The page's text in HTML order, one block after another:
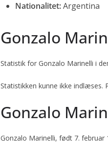
Nationalitet:Argentina
Gonzalo
Statistik for Gonzalo Marinelli i
Statistikken kunne ikke indlæses.
Gonzalo
Gonzalo Marinelli, født 7. februar